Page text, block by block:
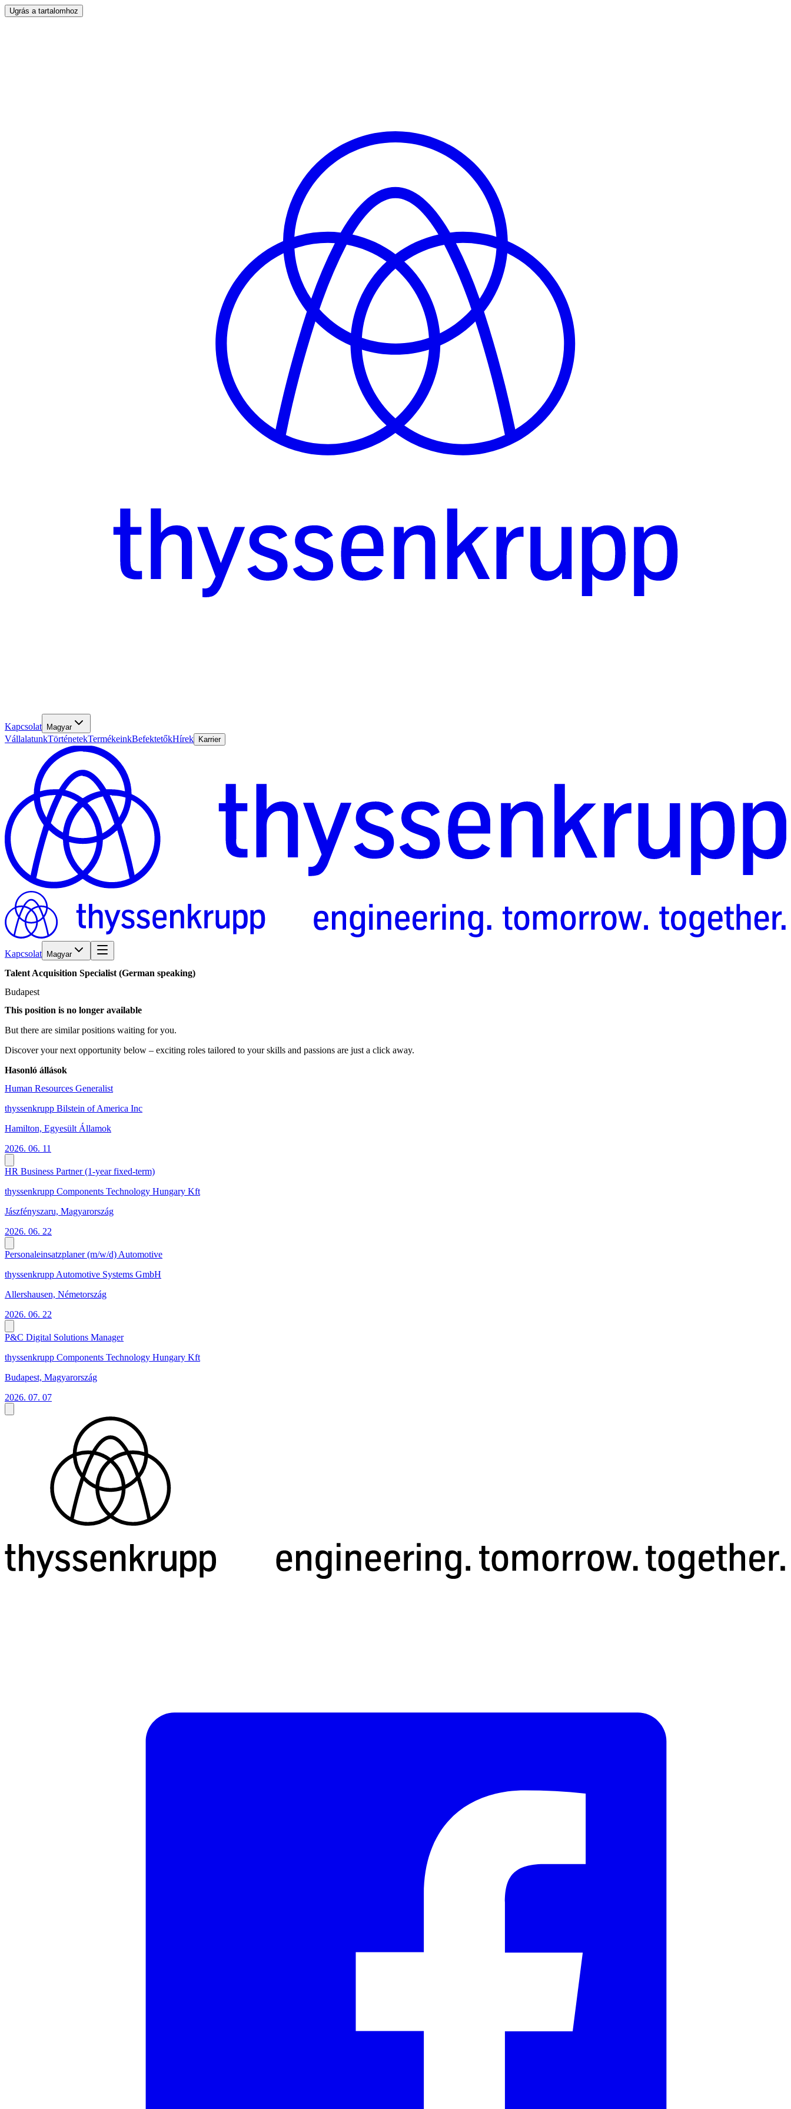
Ugrás a tartalomhoz
Kapcsolat Magyar
VállalatunkTörténetekTermékeinkBefektetőkHírek Karrier
Kapcsolat Magyar
Talent Acquisition Specialist (German speaking)
Budapest
This position is no longer available
But there are similar positions waiting for you.
Discover your next opportunity below – exciting roles tailored to your skills and passions are just a click away.
Hasonló állások
Human Resources Generalist
thyssenkrupp Bilstein of America Inc
Hamilton, Egyesült Államok
2026. 06. 11
HR Business Partner (1-year fixed-term)
thyssenkrupp Components Technology Hungary Kft
Jászfényszaru, Magyarország
2026. 06. 22
Personaleinsatzplaner (m/w/d) Automotive
thyssenkrupp Automotive Systems GmbH
Allershausen, Németország
2026. 06. 22
P&C Digital Solutions Manager
thyssenkrupp Components Technology Hungary Kft
Budapest, Magyarország
2026. 07. 07